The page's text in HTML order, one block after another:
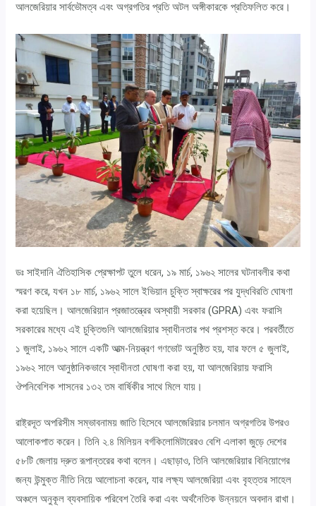
আলজেরিয়ার সার্বভৌমত্ব এবং অগ্রগতির প্রতি অটল অঙ্গীকারকে প্রতিফলিত করে।
ডঃ সাইদানি ঐতিহাসিক প্রেক্ষাপট তুলে ধরেন, ১৯ মার্চ, ১৯৬২ সালের ঘটনাবলীর কথা
স্মরণ করে, যখন ১৮ মার্চ, ১৯৬২ সালে ইভিয়ান চুক্তি স্বাক্ষরের পর যুদ্ধবিরতি ঘোষণা
করা হয়েছিল। আলজেরিয়ান প্রজাতন্ত্রের অস্থায়ী সরকার (GPRA) এবং ফরাসি
সরকারের মধ্যে এই চুক্তিগুলি আলজেরিয়ার স্বাধীনতার পথ প্রশস্ত করে। পরবর্তীতে
১ জুলাই, ১৯৬২ সালে একটি আত্ম-নিয়ন্ত্রণ গণভোট অনুষ্ঠিত হয়, যার ফলে ৫ জুলাই,
১৯৬২ সালে আনুষ্ঠানিকভাবে স্বাধীনতা ঘোষণা করা হয়, যা আলজেরিয়ায় ফরাসি
ঔপনিবেশিক শাসনের ১৩২ তম বার্ষিকীর সাথে মিলে যায়।
রাষ্ট্রদূত অপরিসীম সম্ভাবনাময় জাতি হিসেবে আলজেরিয়ার চলমান অগ্রগতির উপরও
আলোকপাত করেন। তিনি ২.৪ মিলিয়ন বর্গকিলোমিটারেরও বেশি এলাকা জুড়ে দেশের
৫৮টি জেলায় দ্রুত রূপান্তরের কথা বলেন। এছাড়াও, তিনি আলজেরিয়ার বিনিয়োগের
জন্য উন্মুক্ত নীতি নিয়ে আলোচনা করেন, যার লক্ষ্য আলজেরিয়া এবং বৃহত্তর সাহেল
অঞ্চলে অনুকূল ব্যবসায়িক পরিবেশ তৈরি করা এবং অর্থনৈতিক উন্নয়নে অবদান রাখা।